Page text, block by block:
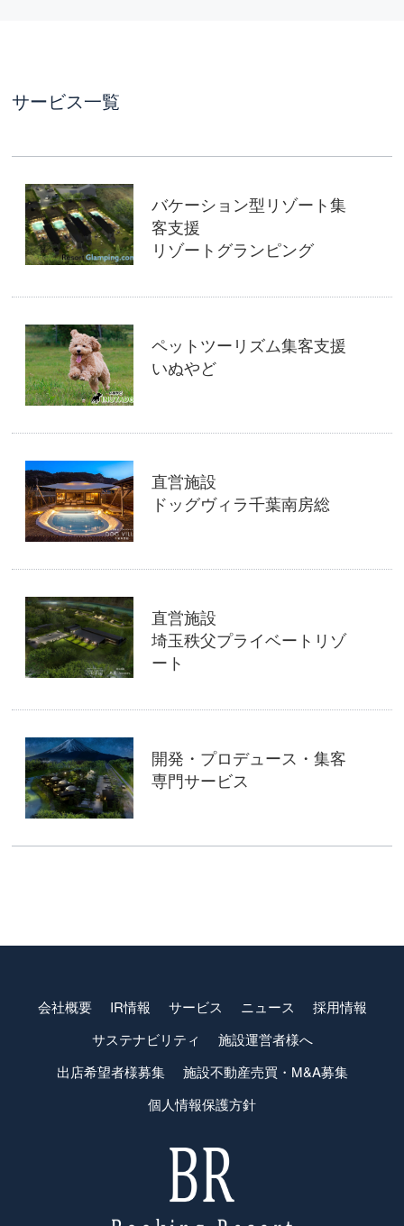
サービス一覧
バケーション型リゾート集
客支援
リゾートグランピング
ペットツーリズム集客支援
いぬやど
直営施設
ドッグヴィラ千葉南房総
直営施設
埼玉秩父プライベートリゾ
ート
開発・プロデュース・集客
専門サービス
会社概要 IR情報 サービス ニュース
採用情報
サステナビリティ
施設運営者様へ
出店希望者様募集
施設不動産売買・M&A募集
個人情報保護方針